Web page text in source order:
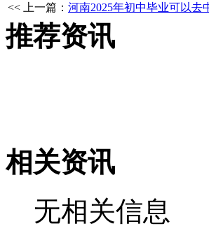
<< 上一篇： 河南2025年初中毕业可以去
推荐资讯
相关资讯
无相关信息